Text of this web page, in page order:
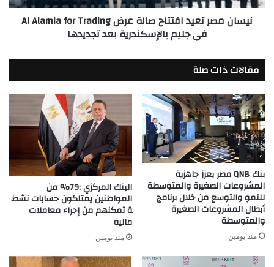
for
Trading
بالإسكندرية
بعد
تجديدها
نيسان مصر تعيد افتتاح صالة عرض Al Alamia for Trading
في جليم بالإسكندرية بعد تجديدها
مقالات ذات صلة
بنك QNB مصر يعزز جاهزية
المشروعات الصغيرة والمتوسطة
للنمو والتوسع من خلال برنامج
أبطال المشروعات الصغيرة
والمتوسطة
منذ يومين
البنك المركزي :79% من
المواطنين يمتلكون حسابات نشط
ة تمكنهم من إجراء معاملات
مالية
منذ يومين